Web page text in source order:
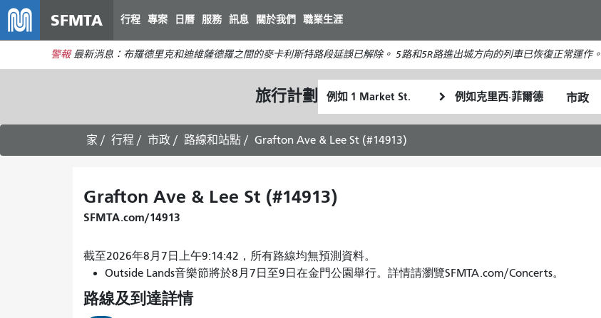
主
要
內
容
SFMTA 行程 專案 日曆 服務 訊息 關於我們 職業生涯
警報 最新消息：布羅德里克和迪維薩德羅之間的麥卡利斯特路段延誤已解除。 5路和5R路進出城方向的列車已恢復正常運作。
旅行計劃
起
始
位
置
終
點
位
我
希
的
家 行程 市政 路線和站點 Grafton Ave & Lee St (#14913)
Grafton Ave & Lee St (#14913)
SFMTA.com/14913
截至2026年8月7日上午9:14:42，所有路線均無預測資料。
Outside Lands音樂節將於8月7日至9日在金門公園舉行。詳情請瀏覽SFMTA.com/Concerts。
路線及到達詳情